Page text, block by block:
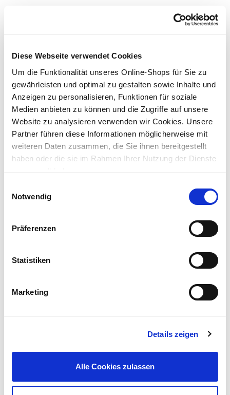
Diese Webseite verwendet Cookies
Um die Funktionalität unseres Online-Shops für Sie zu
gewährleisten und optimal zu gestalten sowie Inhalte und
Anzeigen zu personalisieren, Funktionen für soziale
Medien anbieten zu können und die Zugriffe auf unsere
Website zu analysieren verwenden wir Cookies. Unsere
Partner führen diese Informationen möglicherweise mit
weiteren Daten zusammen, die Sie ihnen bereitgestellt
haben oder die sie im Rahmen Ihrer Nutzung der Dienste
gesammelt haben.
Notwendig
Präferenzen
Statistiken
Marketing
Details zeigen
Alle Cookies zulassen
Um Abholung im Markt nutzen zu können, wähle zunächst
einen Markt
Jetzt prüfen und Markt auswählen
Menge
In den Warenkorb
Merken
ZUBEHÖR UND PASSENDE ARTIKEL:
Lineal 30 cm aus rostfreiem Edelstahl
1,99 €
dieser GERMANIA® Wasserwaage.mehr